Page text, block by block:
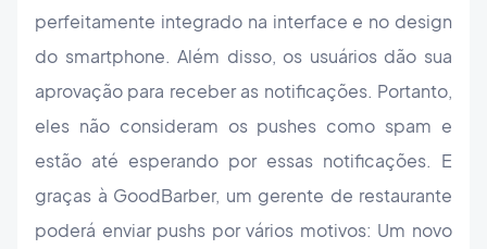
perfeitamente integrado na interface e no design
do smartphone. Além disso, os usuários dão sua
aprovação para receber as notificações. Portanto,
eles não consideram os pushes como spam e
estão até esperando por essas notificações. E
graças à GoodBarber, um gerente de restaurante
poderá enviar pushs por vários motivos: Um novo